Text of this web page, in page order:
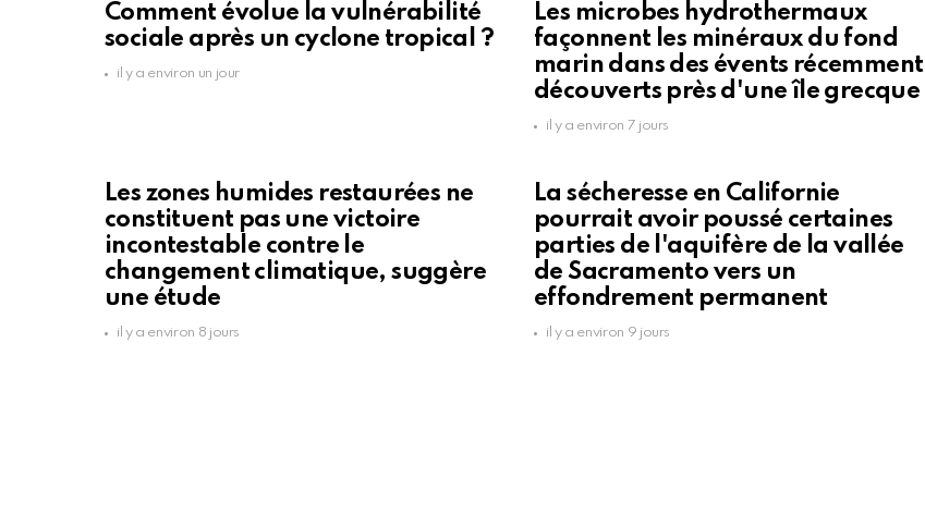
Comment évolue la vulnérabilité
sociale après un cyclone tropical ?
il y a environ un jour
Les microbes hydrothermaux
façonnent les minéraux du fond
marin dans des évents récemment
découverts près d'une île grecque
il y a environ 7 jours
Les zones humides restaurées ne
constituent pas une victoire
incontestable contre le
changement climatique, suggère
une étude
il y a environ 8 jours
La sécheresse en Californie
pourrait avoir poussé certaines
parties de l'aquifère de la vallée
de Sacramento vers un
effondrement permanent
il y a environ 9 jours